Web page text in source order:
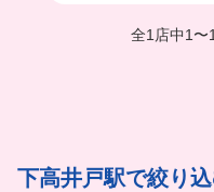
も長く居心地良く
全1店中1 〜
下高井戸駅で絞り